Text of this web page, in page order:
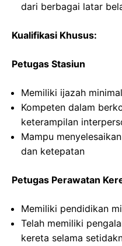
dari berbagai latar
Kualifikasi Khusus:
Petugas Stasiun
Memiliki ijazah
Kompeten dalam
keterampilan
Mampu
dan ketepatan
Petugas Perawatan
Memiliki pendidikan
Telah memiliki
kereta selama